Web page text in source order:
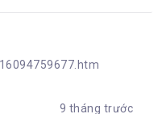
9 tháng trước